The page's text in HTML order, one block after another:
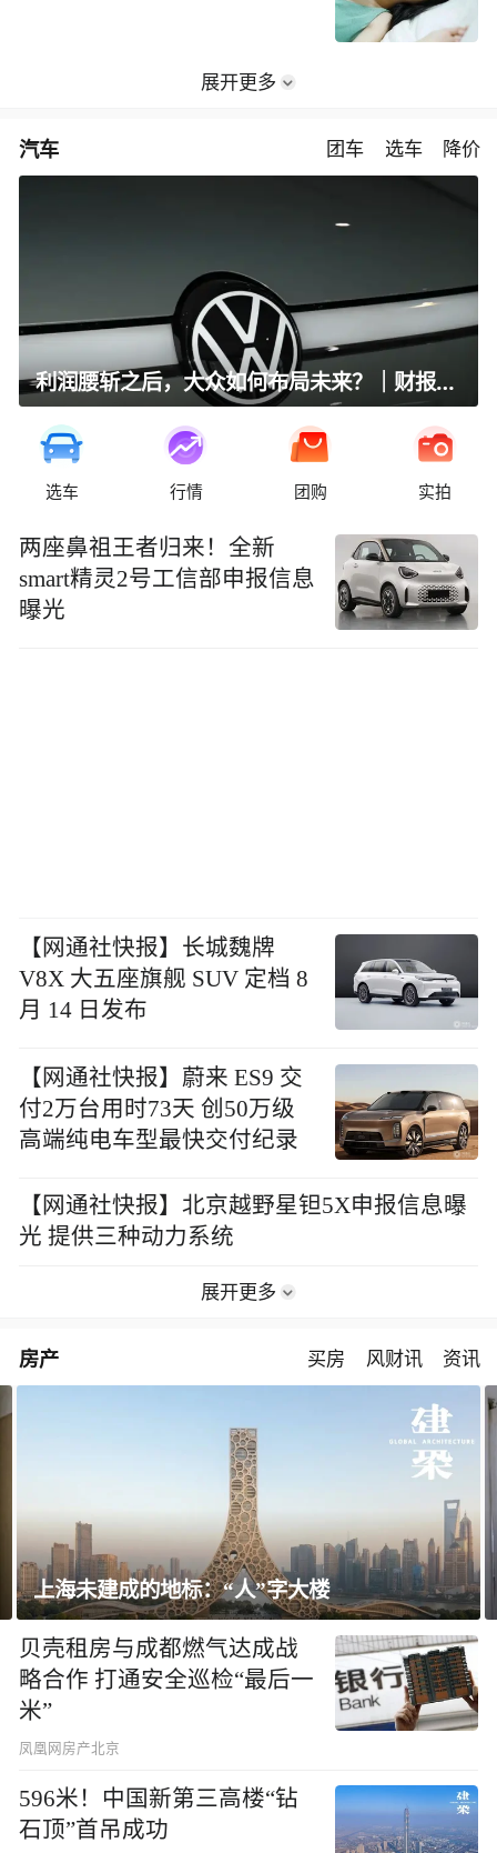
展开更多
汽车 团车 选车 降价
利润腰斩之后，大众如何布局未来？｜财报全视角
选车 行情 团购 实拍
两座⿐祖王者归来！全新
smart精灵2号工信部申报信息
曝光
【网通社快报】长城魏牌
V8X 大五座旗舰 SUV 定档 8
月 14 日发布
【网通社快报】蔚来 ES9 交
付2万台用时73天 创50万级
高端纯电车型最快交付纪录
【网通社快报】北京越野星钽5X申报信息曝
光 提供三种动力系统
展开更多
房产 买房 风财讯 资讯
飘窗竟然能变身全屋C位 都后悔没早知道！
贝壳租房与成都燃气达成战
略合作 打通安全巡检“最后一
米”
凤凰网房产北京
596米！中国新第三高楼“钻
石顶”首吊成功